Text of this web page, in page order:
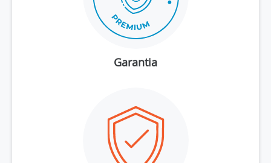
Garantia